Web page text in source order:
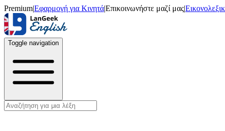
Premium|Εφαρμογή για Κινητά|Επικοινωνήστε μαζί μας|
Toggle navigation